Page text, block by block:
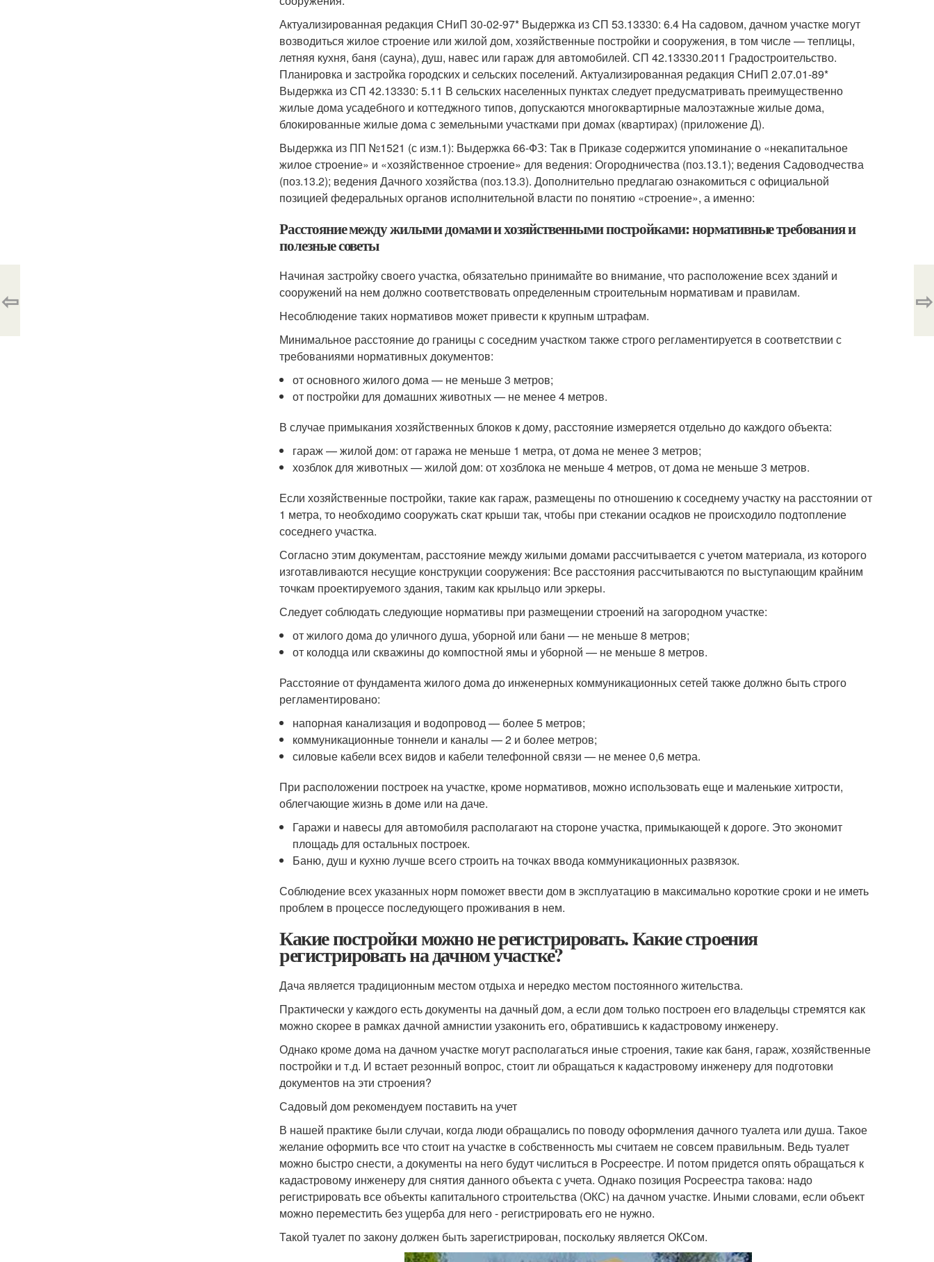
Актуализированная редакция СНиП 30-02-97* Выдержка из СП 53.13330: 6.4 На садовом, дачном участке могут
возводиться жилое строение или жилой дом, хозяйственные постройки и сооружения, в том числе — теплицы,
летняя кухня, баня (сауна), душ, навес или гараж для автомобилей. СП 42.13330.2011 Градостроительство.
Планировка и застройка городских и сельских поселений. Актуализированная редакция СНиП 2.07.01-89*
Выдержка из СП 42.13330: 5.11 В сельских населенных пунктах следует предусматривать преимущественно
жилые дома усадебного и коттеджного типов, допускаются многоквартирные малоэтажные жилые дома,
блокированные жилые дома с земельными участками при домах (квартирах) (приложение Д).
Выдержка из ПП №1521 (с изм.1): Выдержка 66-ФЗ: Так в Приказе содержится упоминание о «некапитальное
жилое строение» и «хозяйственное строение» для ведения: Огородничества (поз.13.1); ведения Садоводчества
(поз.13.2); ведения Дачного хозяйства (поз.13.3). Дополнительно предлагаю ознакомиться с официальной
позицией федеральных органов исполнительной власти по понятию «строение», а именно:
Расстояние между жилыми домами и хозяйственными постройками: нормативные требования и
полезные советы
Начиная застройку своего участка, обязательно принимайте во внимание, что расположение всех зданий и
сооружений на нем должно соответствовать определенным строительным нормативам и правилам.
Несоблюдение таких нормативов может привести к крупным штрафам.
Минимальное расстояние до границы с соседним участком также строго регламентируется в соответствии с
требованиями нормативных документов:
от основного жилого дома — не меньше 3 метров;
от постройки для домашних животных — не менее 4 метров.
В случае примыкания хозяйственных блоков к дому, расстояние измеряется отдельно до каждого объекта:
гараж — жилой дом: от гаража не меньше 1 метра, от дома не менее 3 метров;
хозблок для животных — жилой дом: от хозблока не меньше 4 метров, от дома не меньше 3 метров.
Если хозяйственные постройки, такие как гараж, размещены по отношению к соседнему участку на расстоянии от
1 метра, то необходимо сооружать скат крыши так, чтобы при стекании осадков не происходило подтопление
соседнего участка.
Согласно этим документам, расстояние между жилыми домами рассчитывается с учетом материала, из которого
изготавливаются несущие конструкции сооружения: Все расстояния рассчитываются по выступающим крайним
точкам проектируемого здания, таким как крыльцо или эркеры.
Следует соблюдать следующие нормативы при размещении строений на загородном участке:
от жилого дома до уличного душа, уборной или бани — не меньше 8 метров;
от колодца или скважины до компостной ямы и уборной — не меньше 8 метров.
Расстояние от фундамента жилого дома до инженерных коммуникационных сетей также должно быть строго
регламентировано:
напорная канализация и водопровод — более 5 метров;
коммуникационные тоннели и каналы — 2 и более метров;
силовые кабели всех видов и кабели телефонной связи — не менее 0,6 метра.
При расположении построек на участке, кроме нормативов, можно использовать еще и маленькие хитрости,
облегчающие жизнь в доме или на даче.
Гаражи и навесы для автомобиля располагают на стороне участка, примыкающей к дороге. Это экономит
площадь для остальных построек.
Баню, душ и кухню лучше всего строить на точках ввода коммуникационных развязок.
Соблюдение всех указанных норм поможет ввести дом в эксплуатацию в максимально короткие сроки и не иметь
проблем в процессе последующего проживания в нем.
Какие постройки можно не регистрировать. Какие строения
регистрировать на дачном участке?
Дача является традиционным местом отдыха и нередко местом постоянного жительства.
Практически у каждого есть документы на дачный дом, а если дом только построен его владельцы стремятся как
можно скорее в рамках дачной амнистии узаконить его, обратившись к кадастровому инженеру.
Однако кроме дома на дачном участке могут располагаться иные строения, такие как баня, гараж, хозяйственные
постройки и т.д. И встает резонный вопрос, стоит ли обращаться к кадастровому инженеру для подготовки
документов на эти строения?
Садовый дом рекомендуем поставить на учет
В нашей практике были случаи, когда люди обращались по поводу оформления дачного туалета или душа. Такое
желание оформить все что стоит на участке в собственность мы считаем не совсем правильным. Ведь туалет
можно быстро снести, а документы на него будут числиться в Росреестре. И потом придется опять обращаться к
кадастровому инженеру для снятия данного объекта с учета. Однако позиция Росреестра такова: надо
регистрировать все объекты капитального строительства (ОКС) на дачном участке. Иными словами, если объект
можно переместить без ущерба для него - регистрировать его не нужно.
Такой туалет по закону должен быть зарегистрирован, поскольку является ОКСом.
⇦ ⇨